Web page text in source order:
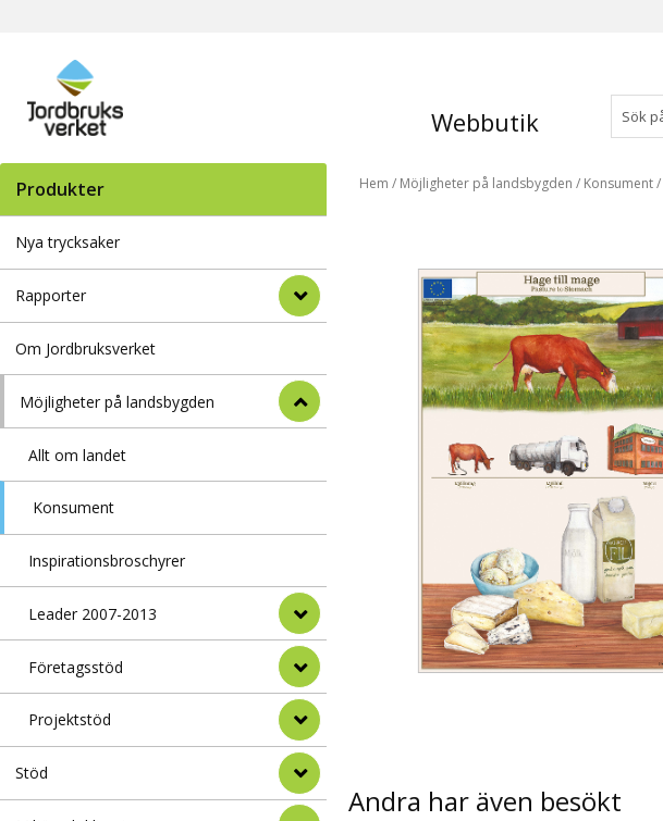
Webbutik
Produkter
Nya trycksaker
Rapporter
Om Jordbruksverket
Möjligheter på landsbygden
Allt om landet
Konsument
Inspirationsbroschyrer
Leader 2007-2013
Företagsstöd
Projektstöd
Stöd
Hem / Möjligheter på landsbygden / Konsument/
Andra har även besökt